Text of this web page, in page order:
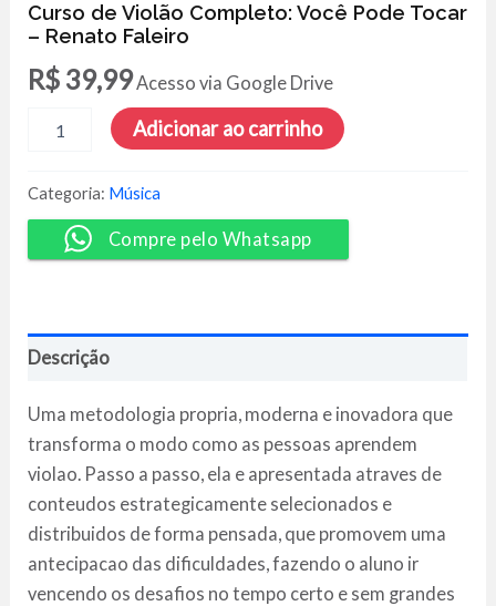
Curso de Violão Completo: Você Pode Tocar
– Renato Faleiro
R$ 39,99Acesso via Google Drive
Completo:
Você
Pode
Tocar
quantidade
Adicionar ao carrinho
Categoria: Música
Compre pelo Whatsapp
Descrição
Uma metodologia propria, moderna e inovadora que
transforma o modo como as pessoas aprendem
violao. Passo a passo, ela e apresentada atraves de
conteudos estrategicamente selecionados e
distribuidos de forma pensada, que promovem uma
antecipacao das dificuldades, fazendo o aluno ir
vencendo os desafios no tempo certo e sem grandes